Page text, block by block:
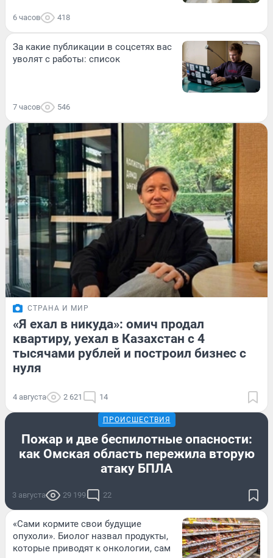
6 часов 418
За какие публикации в соцсетях вас
уволят с работы: список
7 часов 546
СТРАНА И МИР
«Я ехал в никуда»: омич продал
квартиру, уехал в Казахстан с 4
тысячами рублей и построил бизнес с
нуля
4 августа 2 621 14
ПРОИСШЕСТВИЯ
Пожар и две беспилотные опасности:
как Омская область пережила вторую
атаку БПЛА
3 августа 29 199 22
«Сами кормите свои будущие
опухоли». Биолог назвал продукты,
которые приводят к онкологии, сам